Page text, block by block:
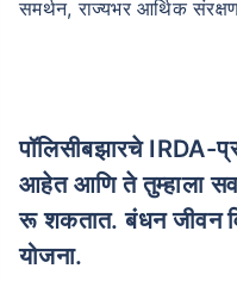
समर्थन, राज्यभर आर्थिक
पॉलिसीबझारचे IRDA-प्रमाणित विमा एजंट महाराष्ट्रात
आहेत आणि ते तुम्हाला
रू शकतात. बंधन जीवन
योजना.